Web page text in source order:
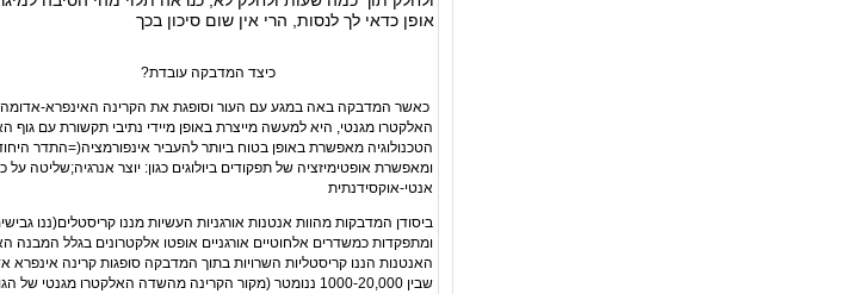
אופן כדאי לך לנסות, הרי אין שום סיכון בכך
כיצד המדבקה עובדת?
כאשר המדבקה באה במגע עם העור וסופגת את הקרינה האינפרא-
האלקטרו מגנטי, היא למעשה מייצרת באופן מיידי נתיבי תקשורת עם גוף
הטכנולוגיה מאפשרת באופן בטוח ביותר להעביר אינפורמציה(=התדר
ומאפשרת אופטימיזציה של תפקודים ביולוגים כגון: יוצר אנרגיה;שליטה על
אנטי-אוקסידנתית
ביסודן המדבקות מהוות אנטנות אורגניות העשיות מננו קריסטלים(ננו
ומתפקדות כמשדרים אלחוטיים אורגניים אופטו אלקטרונים בגלל המבנה
האנטנות הננו קריסטליות השרויות בתוך המדבקה סופגות קרינה אינפרא
שבין 1000-20,000 ננומטר (מקור הקרינה מהשדה האלקטרו מגנטי